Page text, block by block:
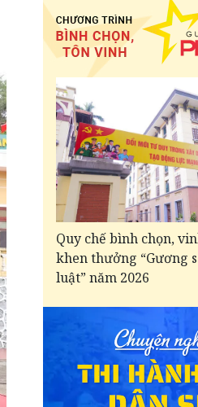
Quy chế bình chọn,
khen thưởng “Gương
luật” năm 2026